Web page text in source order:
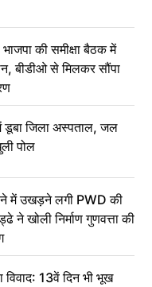
की समीक्षा बैठक में
बीडीओ से मिलकर सौंपा
डूबा जिला अस्पताल, जल
पोल
में उखड़ने लगी PWD की
खोली निर्माण गुणवत्ता की
विवाद: 13वें दिन भी भूख